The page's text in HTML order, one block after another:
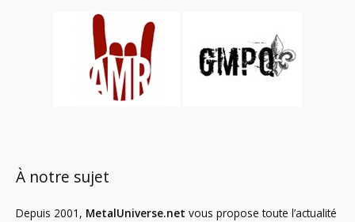
À notre sujet
Depuis 2001, MetalUniverse.net vous propose toute l’actualité